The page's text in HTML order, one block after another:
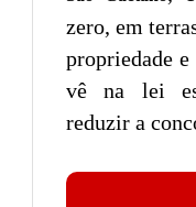
zero, em
propriedade e
vê na lei
reduzir a